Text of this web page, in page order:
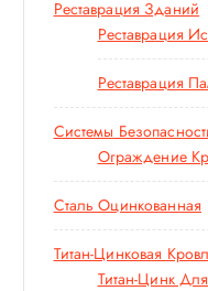
Реставрация Зданий
Реставрация
Реставрация
Системы
Ограждение
Сталь Оцинкованная
Титан-Цинковая
Титан-Цинк